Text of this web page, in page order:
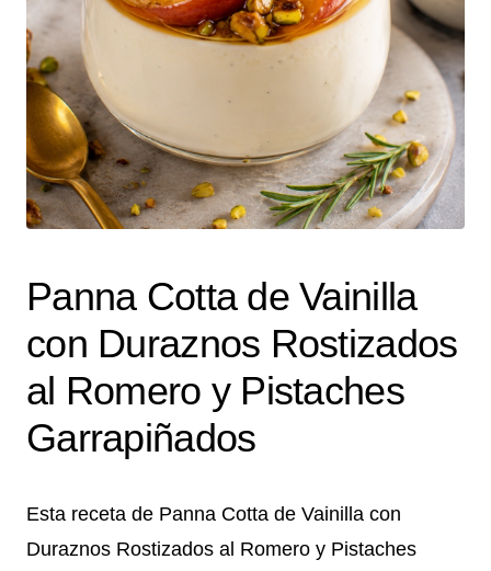
Panna Cotta de Vainilla
con Duraznos Rostizados
al Romero y Pistaches
Garrapiñados
Esta receta de Panna Cotta de Vainilla con
Duraznos Rostizados al Romero y Pistaches